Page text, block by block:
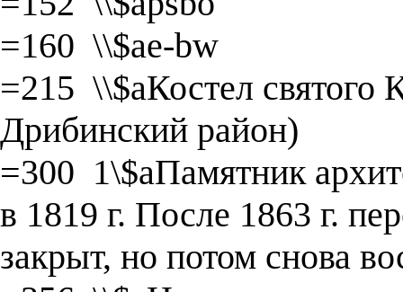
=160 \\$ae-bw
=215 \\$aКостел святого
Дрибинский район)
=300 1\$aПамятник
в 1819 г. После 1863 г.
закрыт, но потом снова